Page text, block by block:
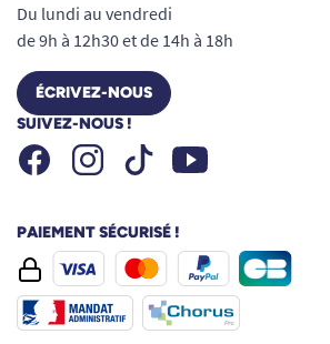
tous les styles de salles de
Produit testé pour garantir
sous le poids d’un adulte
normal.
de vibration, même après
utilisations.
Notice d’installation et
pour un usage sans risque.
Du lundi au vendredi
de 9h à 12h30 et de 14h à 18h
ÉCRIVEZ-NOUS
SUIVEZ-NOUS !
FacebookInstagramTiktok Youtube
PAIEMENT SÉCURISÉ !